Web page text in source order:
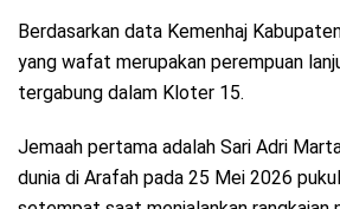
Berdasarkan data Kemenhaj
yang wafat merupakan perempuan
tergabung dalam Kloter 15.
Jemaah pertama adalah Sari Adri
dunia di Arafah pada 25 Mei 2026